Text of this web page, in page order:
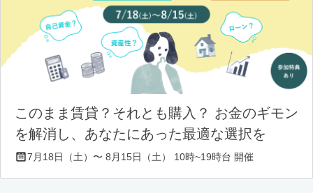
このまま賃貸？それとも購入？ お金のギモン
を解消し、あなたにあった最適な選択を
7月18日（土）〜 8月15日（土） 10時~19時台 開催